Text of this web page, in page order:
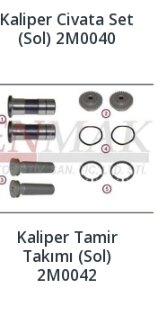
Kaliper Civata Set
(Sol) 2M0040
Kaliper Tamir
Takımı (Sol)
2M0042